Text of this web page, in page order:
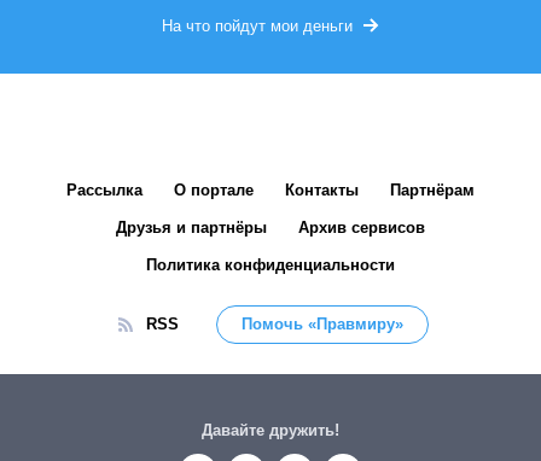
На что пойдут мои деньги
Рассылка О портале Контакты Партнёрам
Друзья и партнёры Архив сервисов
Политика конфиденциальности
RSS Помочь «Правмиру»
Давайте дружить!